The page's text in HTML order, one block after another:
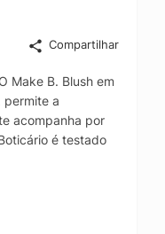
Compartilhar
Make B. Blush em
permite a
acompanha por
é testado